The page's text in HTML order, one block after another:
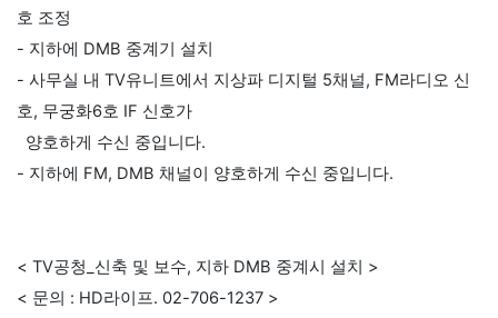
호 조정
- 지하에 DMB 중계기 설치
- 사무실 내 TV유니트에서 지상파 디지털 5채널, FM라디오 신
호, 무궁화6호 IF 신호가
양호하게 수신 중입니다.
- 지하에 FM, DMB 채널이 양호하게 수신 중입니다.
< TV공청_신축 및 보수, 지하 DMB 중계시 설치 >
< 문의 : HD라이프. 02-706-1237 >